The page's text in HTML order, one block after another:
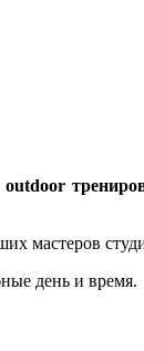
мастеров
день и время.